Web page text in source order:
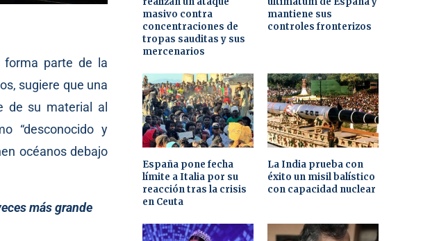
forma parte de la
sugiere que una
de su material al
“desconocido y
océanos debajo
más grande
masivo contra
concentraciones de
tropas sauditas y sus
mercenarios
mantiene sus
controles fronterizos
España pone fecha
límite a Italia por su
reacción tras la crisis
en Ceuta
La India prueba con
éxito un misil balístico
con capacidad nuclear